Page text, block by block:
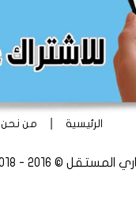
الرئيسية من نحن
2018 جميع الحقوق محفوظة | تصميم